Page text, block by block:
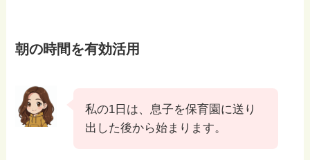
朝の時間を有効活用
私の1日は、息子を保育園に送り
出した後から始まります。